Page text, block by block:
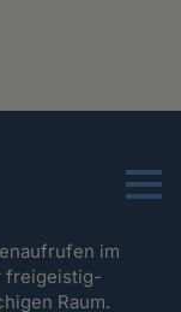
Menu
im
freigeistig-
Raum.